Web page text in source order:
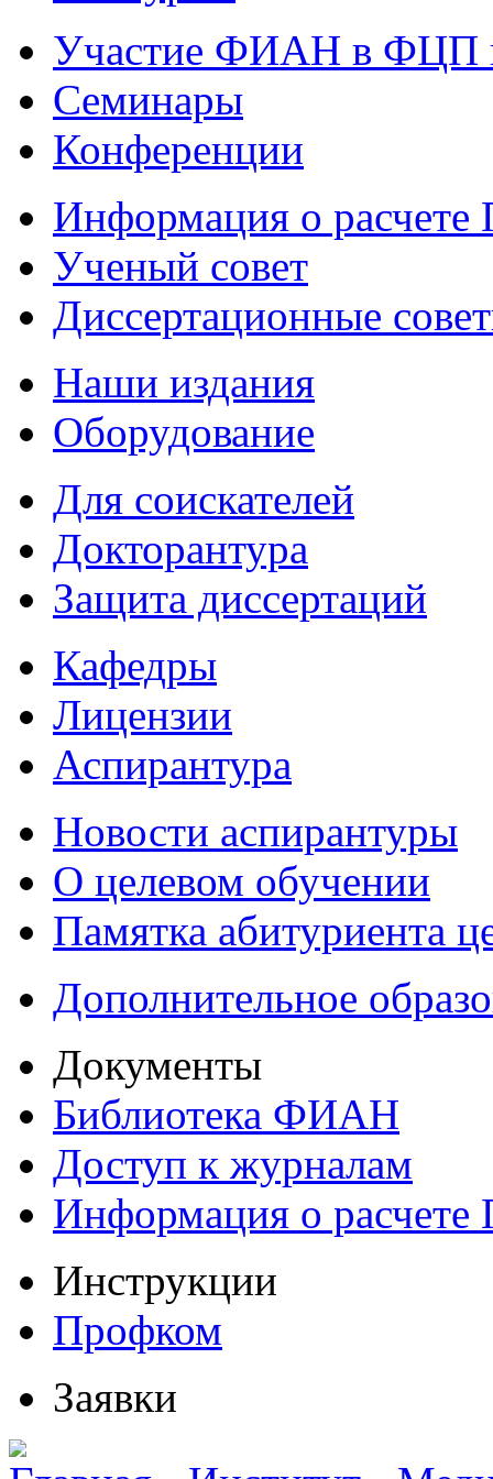
Участие ФИАН в ФЦП
Семинары
Конференции
Информация о
Ученый совет
Диссертационные
Наши издания
Оборудование
Для соискателей
Докторантура
Защита диссертаций
Кафедры
Лицензии
Аспирантура
Новости аспирантуры
О целевом обучении
Памятка абитуриента
Дополнительное
Документы
Библиотека ФИАН
Доступ к журналам
Информация о
Инструкции
Профком
Заявки